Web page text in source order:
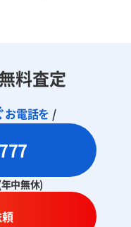
料査定
お電話を /
中無休)